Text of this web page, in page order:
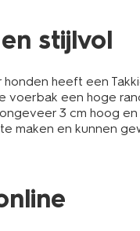
stijlvol
heeft een
voerbak een hoge
3 cm hoog
maken en kunnen